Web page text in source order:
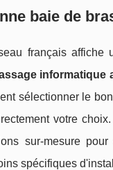
baie de
français
sélectionner le
votre
sur-mesure
spécifiques